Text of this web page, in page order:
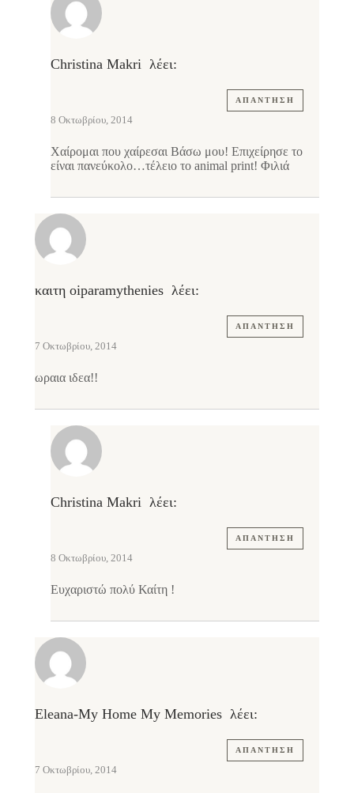
Christina Makri λέει:
ΑΠΆΝΤΗΣΗ
8 Οκτωβρίου, 2014
Χαίρομαι που χαίρεσαι Βάσω μου! Επιχείρησε το
είναι πανεύκολο…τέλειο το animal print! Φιλιά
καιτη oiparamythenies λέει:
ΑΠΆΝΤΗΣΗ
7 Οκτωβρίου, 2014
ωραια ιδεα!!
Christina Makri λέει:
ΑΠΆΝΤΗΣΗ
8 Οκτωβρίου, 2014
Ευχαριστώ πολύ Καίτη !
Eleana-My Home My Memories λέει:
ΑΠΆΝΤΗΣΗ
7 Οκτωβρίου, 2014